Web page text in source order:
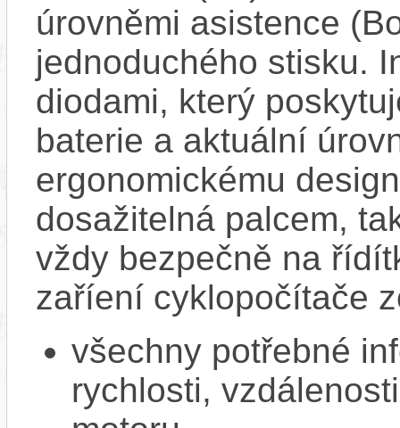
úrovněmi asistence
jednoduchého stisku.
diodami, který
baterie a aktuální
ergonomickému
dosažitelná palcem,
vždy bezpečně na
zaříení cyklopočítače
všechny potřebné
rychlosti,